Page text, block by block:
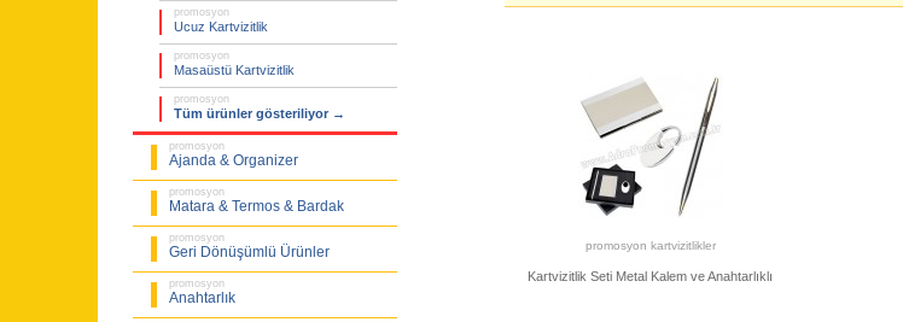
promosyon
Ucuz Kartvizitlik
promosyon
Masaüstü Kartvizitlik
promosyon
Tüm ürünler gösteriliyor →
promosyon
Ajanda & Organizer
promosyon
Matara & Termos & Bardak
promosyon
Geri Dönüşümlü Ürünler
promosyon
Anahtarlık
promosyon kartvizitlikler
Kartvizitlik Seti Metal Kalem ve Anahtarlıklı